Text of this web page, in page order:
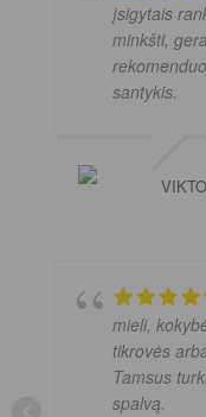
įsigytais
minkšti,
santykis.
mieli,
tikrovės
Tamsus
spalvą.